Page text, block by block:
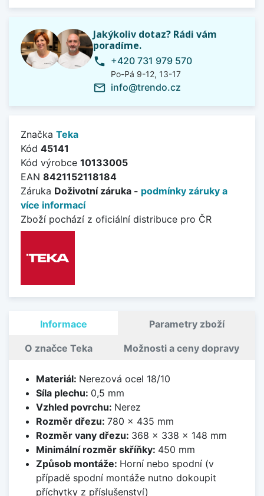
Jakýkoliv dotaz? Rádi vám
poradíme.
phone +420 731 979 570
Po-Pá 9-12, 13-17
mail_outline info@trendo.cz
Značka Teka
Kód 45141
Kód výrobce 10133005
EAN 8421152118184
Záruka Doživotní záruka - podmínky záruky a
více informací
Zboží pochází z oficiální distribuce pro ČR
Informace Parametry zboží
O značce Teka Možnosti a ceny dopravy
Materiál: Nerezová ocel 18/10
Síla plechu: 0,5 mm
Vzhled povrchu: Nerez
Rozměr dřezu: 780 x 435 mm
Rozměr vany dřezu: 368 x 338 x 148 mm
Minimální rozměr skříňky: 450 mm
Způsob montáže: Horní nebo spodní (v
případě spodní montáže nutno dokoupit
příchytky z příslušenství)